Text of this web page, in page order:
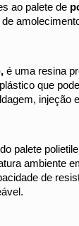
ao palete de
é uma resina
que
injeção
palete
ambiente
de